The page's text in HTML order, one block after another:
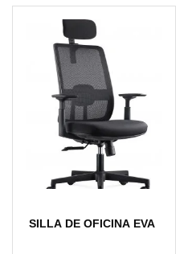
SILLA DE OFICINA EVA